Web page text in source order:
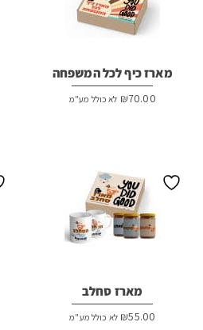
מארז כיף לכל המשפחה
₪70.00 לא כולל מע"מ
מארז סחלב
₪55.00 לא כולל מע"מ